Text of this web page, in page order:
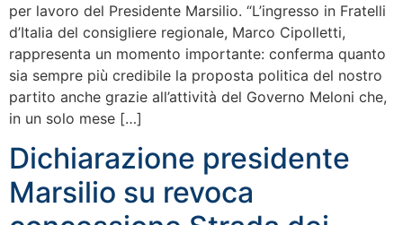
per lavoro del Presidente Marsilio. “L’ingresso in Fratelli
d’Italia del consigliere regionale, Marco Cipolletti,
rappresenta un momento importante: conferma quanto
sia sempre più credibile la proposta politica del nostro
partito anche grazie all’attività del Governo Meloni che,
in un solo mese […]
Dichiarazione presidente
Marsilio su revoca